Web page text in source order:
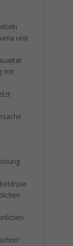
und
mit